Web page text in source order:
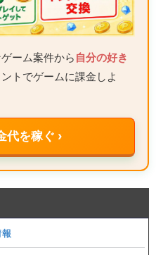
ーム案件から 自分の好き
トでゲームに課金しよ
代を稼ぐ ›